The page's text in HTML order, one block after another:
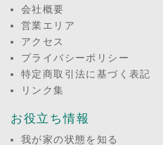
会社概要
営業エリア
アクセス
プライバシーポリシー
特定商取引法に基づく表記
リンク集
お役立ち情報
我が家の状態を知る